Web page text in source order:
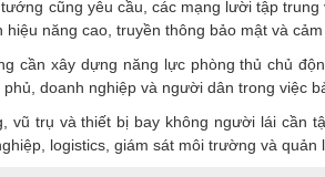
cũng yêu cầu, các mạng lười tập
năng cao, truyền thông bảo mật và
cần xây dựng năng lực phòng thủ chủ
doanh nghiệp và người dân trong việc
vũ trụ và thiết bị bay không người lái cần
logistics, giám sát môi trường và